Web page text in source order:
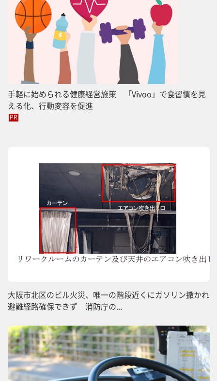
手軽に始められる健康経営施策 「Vivoo」で食習慣を見
える化、行動変容を促進
PR
大阪市北区のビル火災、唯一の階段近くにガソリン撒かれ
避難経路確保できず 消防庁の...